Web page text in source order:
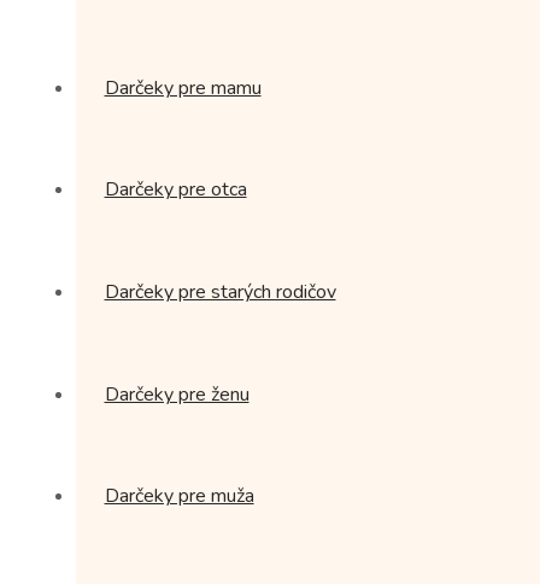
Darčeky pre mamu
Darčeky pre otca
Darčeky pre starých rodičov
Darčeky pre ženu
Darčeky pre muža